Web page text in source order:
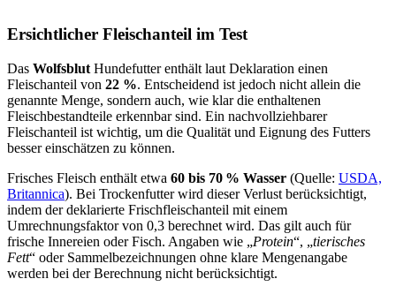
Ersichtlicher Fleischanteil im Test
Das Wolfsblut Hundefutter enthält laut Deklaration einen
Fleischanteil von 22 %. Entscheidend ist jedoch nicht allein die
genannte Menge, sondern auch, wie klar die enthaltenen
Fleischbestandteile erkennbar sind. Ein nachvollziehbarer
Fleischanteil ist wichtig, um die Qualität und Eignung des Futters
besser einschätzen zu können.
Frisches Fleisch enthält etwa 60 bis 70 % Wasser (Quelle: USDA,
Britannica). Bei Trockenfutter wird dieser Verlust berücksichtigt,
indem der deklarierte Frischfleischanteil mit einem
Umrechnungsfaktor von 0,3 berechnet wird. Das gilt auch für
frische Innereien oder Fisch. Angaben wie „Protein“, „tierisches
Fett“ oder Sammelbezeichnungen ohne klare Mengenangabe
werden bei der Berechnung nicht berücksichtigt.